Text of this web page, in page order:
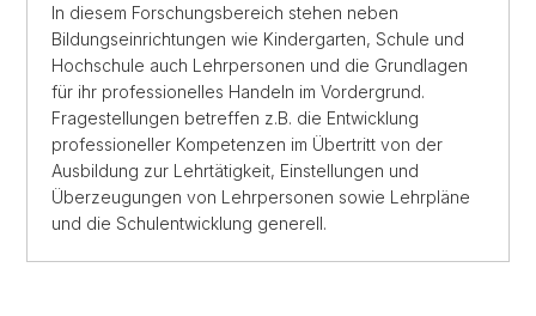
In diesem Forschungsbereich stehen neben
Bildungseinrichtungen wie Kindergarten, Schule und
Hochschule auch Lehrpersonen und die Grundlagen
für ihr professionelles Handeln im Vordergrund.
Fragestellungen betreffen z.B. die Entwicklung
professioneller Kompetenzen im Übertritt von der
Ausbildung zur Lehrtätigkeit, Einstellungen und
Überzeugungen von Lehrpersonen sowie Lehrpläne
und die Schulentwicklung generell.